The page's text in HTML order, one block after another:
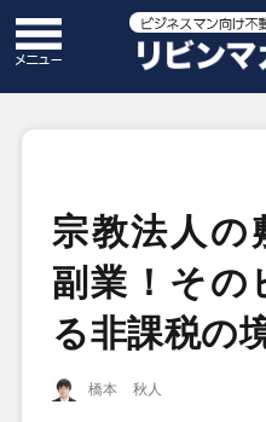
宗教法人の
副業！その
る非課税の
橋本 秋人